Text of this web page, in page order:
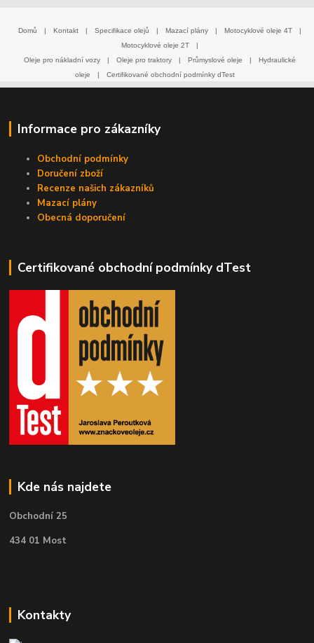
Domů | Kontakt | Specifikace olejů | Mazací plány | Motocyklové oleje 4T
|
Motocyklové oleje 2T
|
Oleje pro nákladní vozy
| Oleje pro traktory | Průmyslové oleje |
Hydraulické
oleje
| Certifikované obchodní podmínky dTest
Informace pro zákazníky
Obchodní podmínky
Doručení zboží
Recenze našich zákazníků
Mazací plány
Obecná doporučení
Certifikované obchodní podmínky dTest
Kde nás najdete
Obchodní 25
434 01 Most
Kontakty